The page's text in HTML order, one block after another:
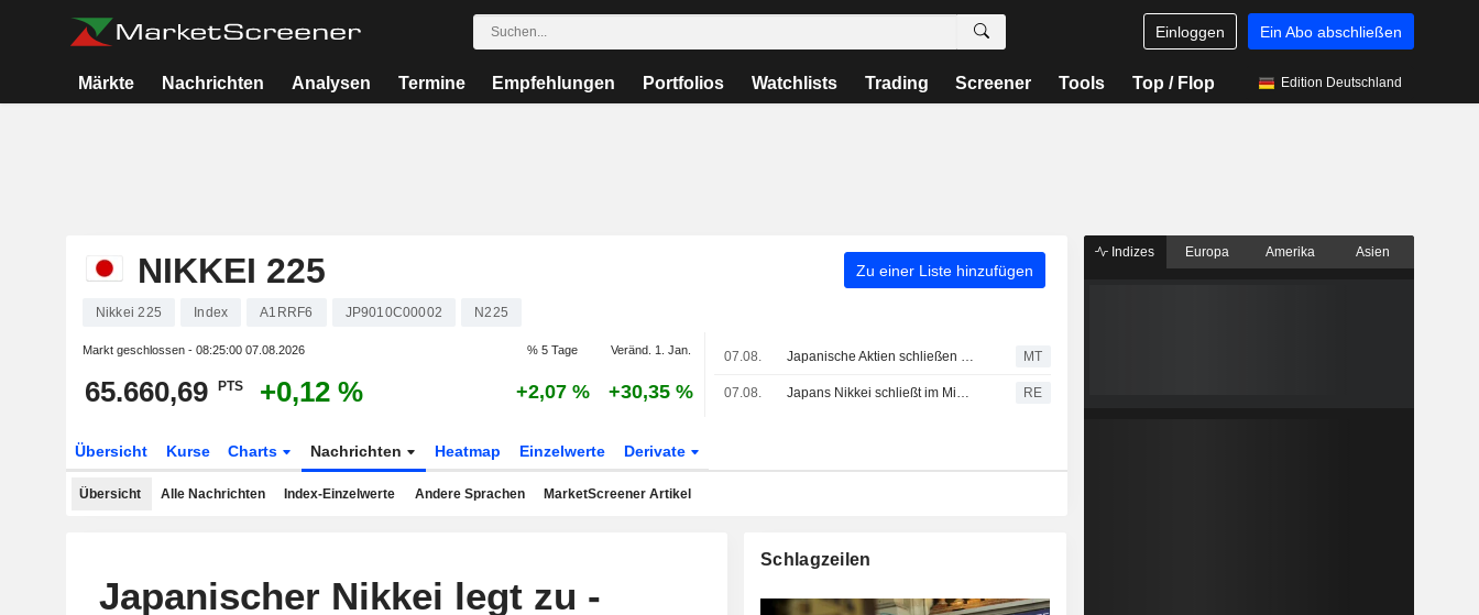
Einloggen Ein Abo abschließen
Märkte Nachrichten Analysen Termine Empfehlungen Portfolios Watchlists Trading Screener Tools Top / Flop Edition Deutschland
NIKKEI 225 Zu einer Liste hinzufügen
Nikkei 225 Index A1RRF6 JP9010C00002 N225
Markt geschlossen - 08:25:00 07.08.2026 % 5 Tage Veränd. 1. Jan.
65.660,69 PTS +0,12 % +2,07 % +30,35 %
07.08. Japanische Aktien schließen knapp im Minus vor US-Arbeitsmarktdaten, Öl legt zu MT
07.08. Japans Nikkei schließt im Minus, KI-nahe Aktien geben nach RE
Übersicht Kurse Charts Nachrichten Heatmap Einzelwerte Derivate
Übersicht Alle Nachrichten Index-Einzelwerte Andere Sprachen MarketScreener Artikel
Japanischer Nikkei legt zu -
Schlagzeilen
Indizes Europa Amerika Asien